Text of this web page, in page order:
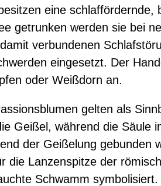
eine
getrunken werden sie bei
verbundenen
eingesetzt. Der
oder Weißdorn an.
gelten als
Geißel, während die Säule
der Geißelung gebunden
die Lanzenspitze der
Schwamm